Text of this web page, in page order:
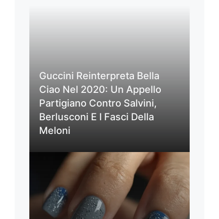
Guccini Reinterpreta Bella
Ciao Nel 2020: Un Appello
Partigiano Contro Salvini,
Berlusconi E I Fasci Della
Meloni